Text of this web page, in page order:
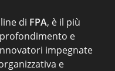
di FPA, è il più
e
impegnate
e